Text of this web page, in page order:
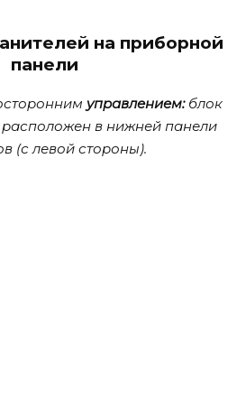
на приборной
панели
управлением:блок
в нижней панели
(с левой стороны).